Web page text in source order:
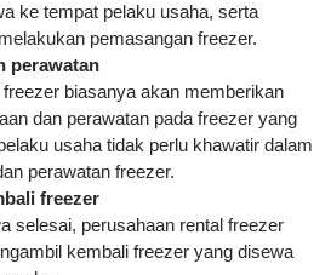
ke tempat pelaku usaha, serta
pemasangan freezer.
perawatan
biasanya akan memberikan
dan perawatan pada freezer yang
usaha tidak perlu khawatir dalam
perawatan freezer.
freezer
selesai, perusahaan rental freezer
kembali freezer yang disewa